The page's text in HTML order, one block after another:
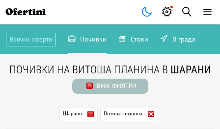
Ofertini
Всички оферти Почивки Стоки В града
ПОЧИВКИ НА ВИТОША ПЛАНИНА В ШАРАНИ
ВИЖ ФИЛТРИ
Шарани Витоша планина